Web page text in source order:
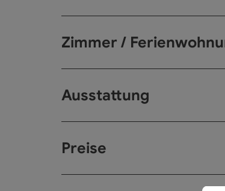
Zimmer /
Ausstattung
Preise